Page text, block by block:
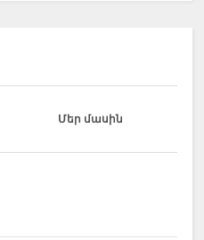
Մեր մասին